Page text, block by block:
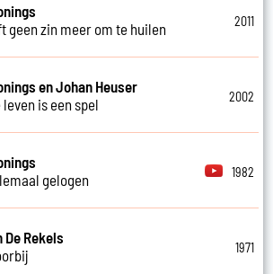
geen zin meer om te huilen
2011
en Johan Heuser
is een spel
2002
gelogen
1982
De Rekels
1971